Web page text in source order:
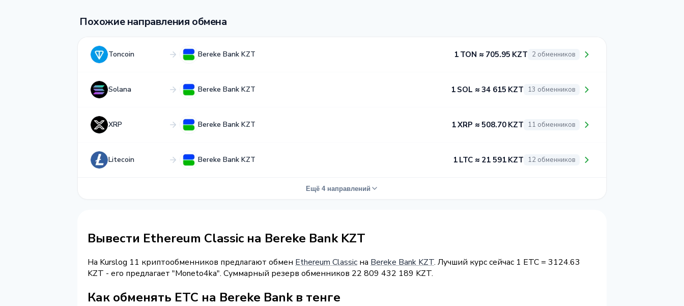
Похожие направления обмена
Toncoin Bereke Bank KZT 1 TON ≈ 705.95 KZT 2 обменников
Solana Bereke Bank KZT 1 SOL ≈ 34 615 KZT 13 обменников
XRP Bereke Bank KZT 1 XRP ≈ 508.70 KZT 11 обменников
Litecoin Bereke Bank KZT 1 LTC ≈ 21 591 KZT 12 обменников
Ещё 4 направлений
Вывести Ethereum Classic на Bereke Bank KZT
На Kurslog 11 криптообменников предлагают обмен Ethereum Classic на Bereke Bank KZT. Лучший курс сейчас 1 ETC = 3124.63
KZT - его предлагает "Moneto4ka". Суммарный резерв обменников 22 809 432 189 KZT.
Как обменять ETC на Bereke Bank в тенге